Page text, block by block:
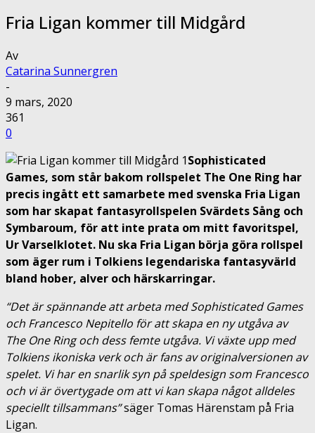
Fria Ligan kommer till Midgård
Av
Catarina Sunnergren
-
9 mars, 2020
361
0
Sophisticated
Games, som står bakom rollspelet The One Ring har
precis ingått ett samarbete med svenska Fria Ligan
som har skapat fantasyrollspelen Svärdets Sång och
Symbaroum, för att inte prata om mitt favoritspel,
Ur Varselklotet. Nu ska Fria Ligan börja göra rollspel
som äger rum i Tolkiens legendariska fantasyvärld
bland hober, alver och härskarringar.
“Det är spännande att arbeta med Sophisticated Games
och Francesco Nepitello för att skapa en ny utgåva av
The One Ring och dess femte utgåva. Vi växte upp med
Tolkiens ikoniska verk och är fans av originalversionen av
spelet. Vi har en snarlik syn på speldesign som Francesco
och vi är övertygade om att vi kan skapa något alldeles
speciellt tillsammans”säger Tomas Härenstam på Fria
Ligan.